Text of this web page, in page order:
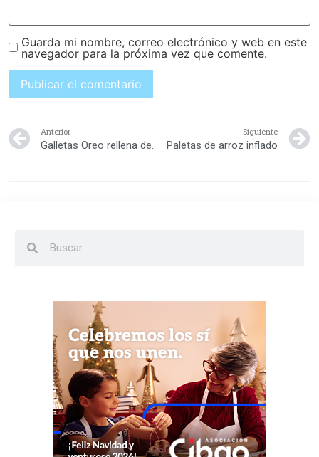
Guarda mi nombre, correo electrónico y web en este
navegador para la próxima vez que comente.
Anterior
Galletas Oreo rellena de crema de colores
Siguiente
Paletas de arroz inflado